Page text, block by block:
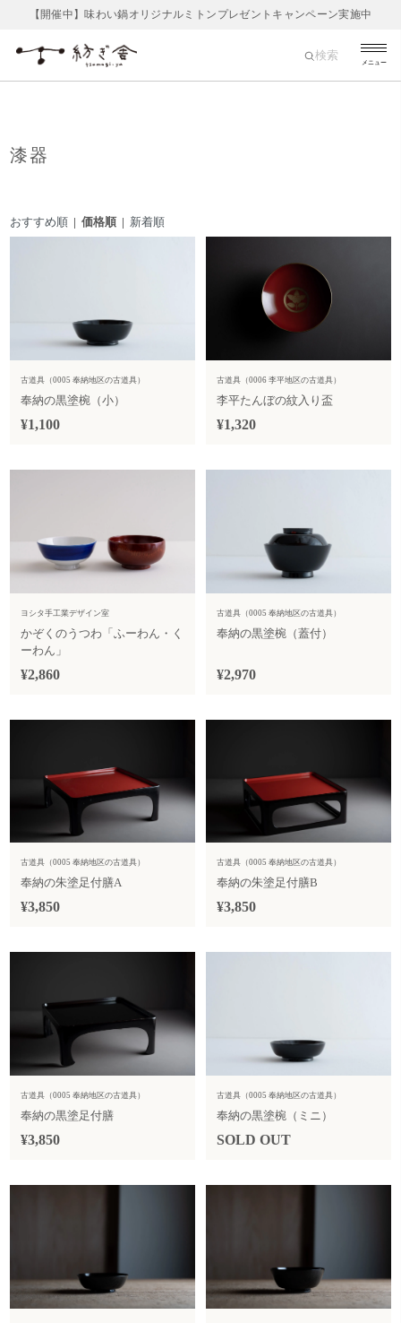
【開催中】味わい鍋オリジナルミトンプレゼントキャンペーン実施中
メニュー
検索
漆器
おすすめ順 | 価格順 | 新着順
古道具（0005 奉納地区の古道具）
奉納の黒塗椀（小）
¥1,100
古道具（0006 李平地区の古道具）
李平たんぼの紋入り盃
¥1,320
ヨシタ手工業デザイン室
かぞくのうつわ「ふーわん・く
ーわん」
¥2,860
古道具（0005 奉納地区の古道具）
奉納の黒塗椀（蓋付）
¥2,970
古道具（0005 奉納地区の古道具）
奉納の朱塗足付膳A
¥3,850
古道具（0005 奉納地区の古道具）
奉納の朱塗足付膳B
¥3,850
古道具（0005 奉納地区の古道具）
奉納の黒塗足付膳
¥3,850
古道具（0005 奉納地区の古道具）
奉納の黒塗椀（ミニ）
SOLD OUT